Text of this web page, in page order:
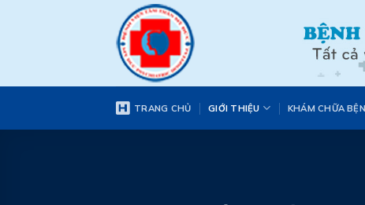
TRANG CHỦ GIỚI THIỆU KHÁM CHỮA